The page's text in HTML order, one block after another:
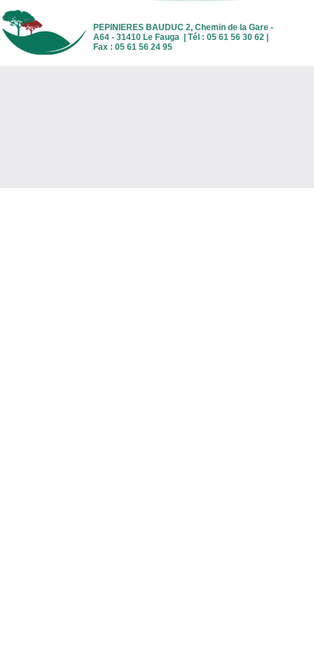
PEPINIERES BAUDUC 2, Chemin de la Gare -
A64 - 31410 Le Fauga | Tél : 05 61 56 30 62 |
Fax : 05 61 56 24 95